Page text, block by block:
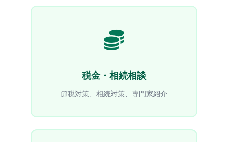
税金・相続相談
節税対策、相続対策、専門家紹介